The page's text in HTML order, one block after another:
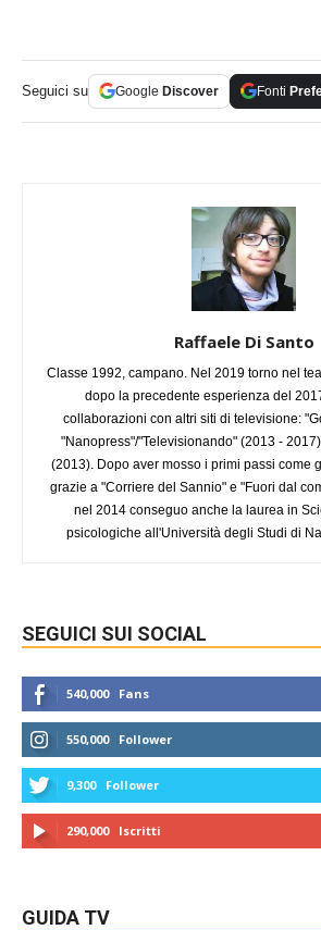
Seguici su Google Discover Fonti
Raffaele Di Santo
Classe 1992, campano. Nel 2019 torno nel
dopo la precedente esperienza del
collaborazioni con altri siti di televisione:
"Nanopress"/"Televisionando" (2013 -
(2013). Dopo aver mosso i primi passi come
grazie a "Corriere del Sannio" e "Fuori dal
nel 2014 conseguo anche la laurea in
psicologiche all'Università degli Studi di
SEGUICI SUI SOCIAL
540,000 Fans
550,000 Follower
9,300 Follower
290,000 Iscritti
GUIDA TV